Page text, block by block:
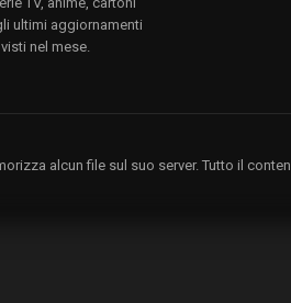
ultimi aggiornamenti
nel mese.
alcun file sul suo server. Tutto il